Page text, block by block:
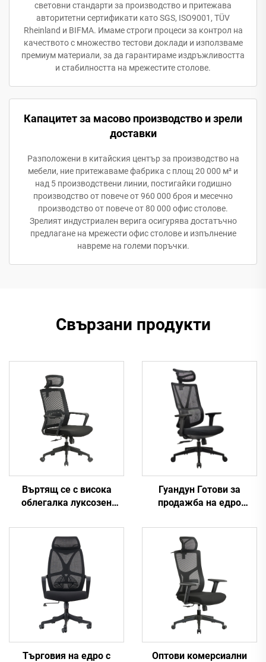
световни стандарти за производство и притежава
авторитетни сертификати като SGS, ISO9001, TÜV
Rheinland и BIFMA. Имаме строги процеси за контрол на
качеството с множество тестови доклади и използваме
премиум материали, за да гарантираме издръжливостта
и стабилността на мрежестите столове.
Капацитет за масово производство и зрели
доставки
Разположени в китайския център за производство на
мебели, ние притежаваме фабрика с площ 20 000 м² и
над 5 производствени линии, постигайки годишно
производство от повече от 960 000 броя и месечно
производство от повече от 80 000 офис столове.
Зрелият индустриален верига осигурява достатъчно
предлагане на мрежести офис столове и изпълнение
навреме на големи поръчки.
Свързани продукти
Въртящ се с висока
облегалка луксозен
Boss Mesh Staff Task
Ергономично
компютърно бюро
Мрежест офис стол
Гуандун Готови за
продажба на едро
регулируеми офисни
столове с ергономична
мрежа Удобни столове
за компютърни бюра за
офис
Търговия на едро с Оптови комерсиални